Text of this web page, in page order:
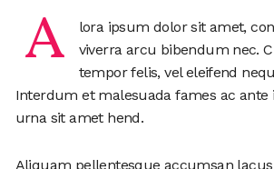
A
lora ipsum dolor sit amet,
viverra arcu bibendum nec.
tempor felis, vel eleifend
Interdum et malesuada fames ac
urna sit amet hend.
Aliquam pellentesque accumsan